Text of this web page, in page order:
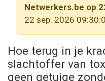
Netwerkers.be op
22 sep. 2026
Hoe terug in je
slachtoffer van
geen getuige